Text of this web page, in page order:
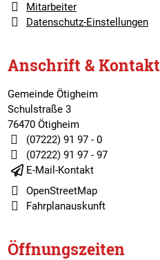
Mitarbeiter
Datenschutz-Einstellungen
Anschrift & Kontakt
Gemeinde Ötigheim
Schulstraße 3
76470 Ötigheim
(07222) 91 97 - 0
(07222) 91 97 - 97
E-Mail-Kontakt
OpenStreetMap
Fahrplanauskunft
Öffnungszeiten